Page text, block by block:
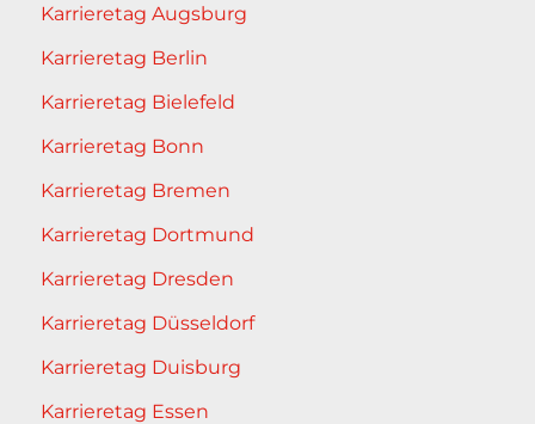
Karrieretag Augsburg
Karrieretag Berlin
Karrieretag Bielefeld
Karrieretag Bonn
Karrieretag Bremen
Karrieretag Dortmund
Karrieretag Dresden
Karrieretag Düsseldorf
Karrieretag Duisburg
Karrieretag Essen